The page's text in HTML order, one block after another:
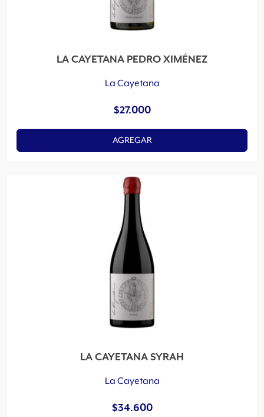
LA CAYETANA PEDRO XIMÉNEZ
La Cayetana
$27.000
AGREGAR
LA CAYETANA SYRAH
La Cayetana
$34.600